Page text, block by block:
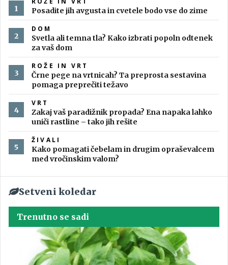
Posadite jih avgusta in cvetele bodo vse do zime
DOM
Svetla ali temna tla? Kako izbrati popoln odtenek
za vaš dom
ROŽE IN VRT
Črne pege na vrtnicah? Ta preprosta sestavina
pomaga preprečiti težavo
VRT
Zakaj vaš paradižnik propada? Ena napaka lahko
uniči rastline – tako jih rešite
ŽIVALI
Kako pomagati čebelam in drugim opraševalcem
med vročinskim valom?
Setveni koledar
Trenutno se sadi